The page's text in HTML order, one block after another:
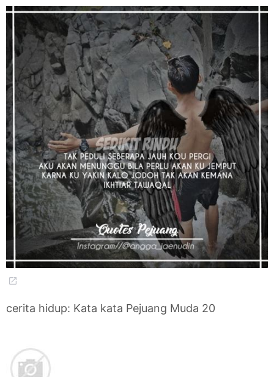
cerita hidup: Kata kata Pejuang Muda 20